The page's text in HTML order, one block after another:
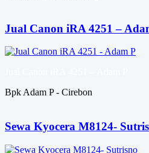
Jual Canon iRA 4251 –
Bpk Adam P - Cirebon
Sewa Kyocera M8124-